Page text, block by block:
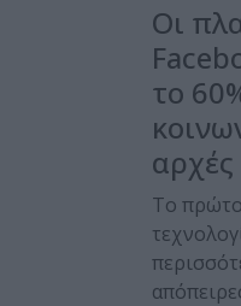
Οι
το
Το